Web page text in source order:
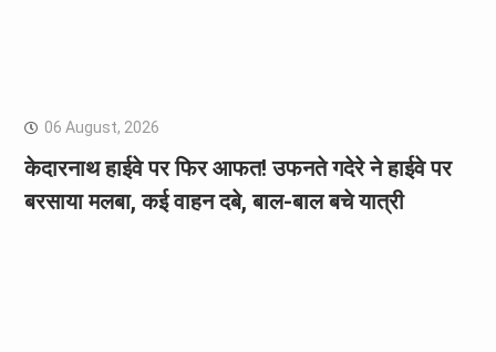
06 August, 2026
केदारनाथ हाईवे पर फिर आफत! उफनते गदेरे ने हाईवे पर
बरसाया मलबा, कई वाहन दबे, बाल-बाल बचे यात्री